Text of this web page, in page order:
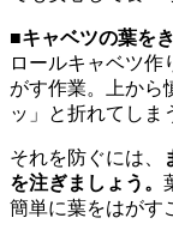
■キャベツの葉を
ロールキャベツ作
がす作業。上から
ッ」と折れてしま
それを防ぐには、
を注ぎましょう。
簡単に葉をはがす